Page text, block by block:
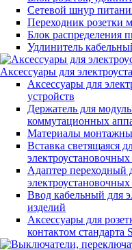
Сетевой шнур
Переходник розетки
Блок распределения
Удлинитель
Аксессуары для
Аксессуары для
устройств
Держатель для
коммутационных
Материалы
Вставка светящаяся
электроустановочных
Адаптер переходный
электроустановочных
Ввод кабельный для
изделий
Аксессуары для
контактом стандарта